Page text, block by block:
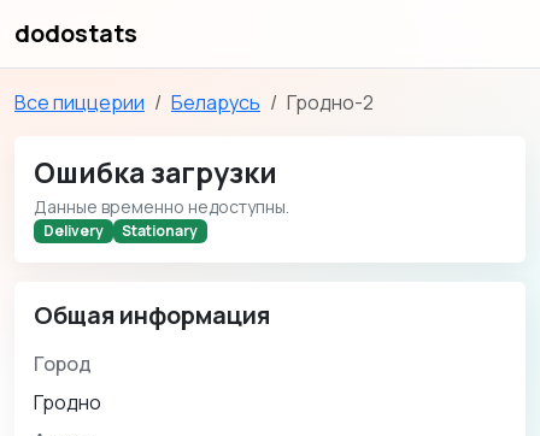
dodostats
Все пиццерии Беларусь Гродно-2
Ошибка загрузки
Данные временно недоступны.
Delivery Stationary
Общая информация
Город
Гродно